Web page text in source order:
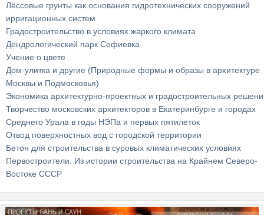
Лёссовые грунты как основания гидротехнических сооружений
ирригационных систем
Градостроительство в условиях жаркого климата
Дендрологический парк Софиевка
Учение о цвете
Дом-улитка и другие (Природные формы и образы в архитектуре
Москвы и Подмосковья)
Экономика архитектурно-проектных и градостроительных
Творчество московских архитекторов в Екатеринбурге и городах
Среднего Урала в годы НЭПа и первых пятилеток
Отвод поверхностных вод с городской территории
Бетон для строительства в суровых климатических условиях
Первостроители. Из истории строительства на Крайнем Северо-
Востоке СССР